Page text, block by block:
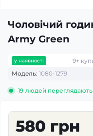
Чоловічий
Army Green
у наявності 9+
Модель: 1080-1279
19 людей переглядають
580 грн